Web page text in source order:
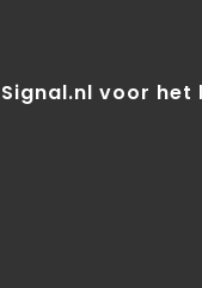
voor